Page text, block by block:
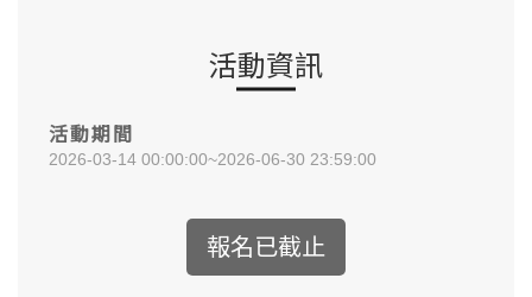
活動資訊
活動期間
2026-03-14 00:00:00~2026-06-30 23:59:00
報名已截止